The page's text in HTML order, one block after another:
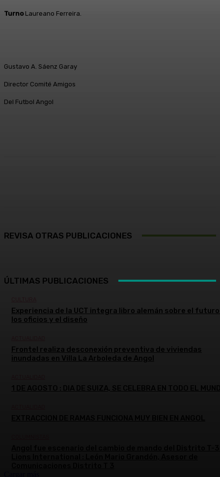
Turno Laureano Ferreira.
Gustavo A. Sáenz Garay
Director Comité Amigos
Del Futbol Angol
REVISA OTRAS PUBLICACIONES
ÚLTIMAS PUBLICACIONES
Experiencia de la UCT integra libro alemán sobre el
los oficios y el diseño
Frontel realiza desconexión preventiva de viviendas
inundadas en Villa La Arboleda de Angol